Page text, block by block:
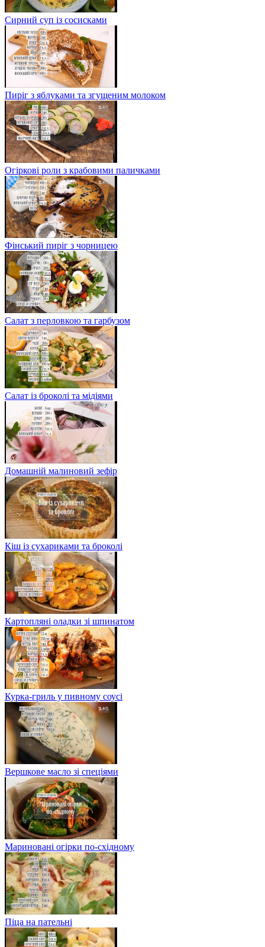
Сирний суп із сосисками
Пиріг з яблуками та згущеним молоком
Огіркові роли з крабовими паличками
Фінський пиріг з чорницею
Салат з перловкою та гарбузом
Салат із броколі та мідіями
Домашній малиновий зефір
Кіш із сухариками та броколі
Картопляні оладки зі шпинатом
Курка-гриль у пивному соусі
Вершкове масло зі спеціями
Мариновані огірки по-східному
Піца на пательні